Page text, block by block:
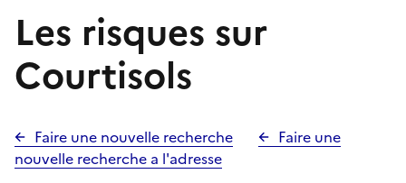
Les risques sur
Courtisols
Faire une nouvelle recherche
Faire une
nouvelle recherche a l'adresse